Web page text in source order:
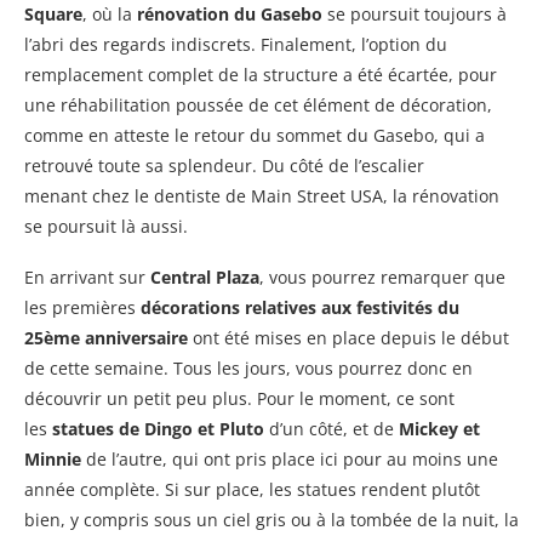
Square, où la rénovation du Gasebo se poursuit toujours à
l’abri des regards indiscrets. Finalement, l’option du
remplacement complet de la structure a été écartée, pour
une réhabilitation poussée de cet élément de décoration,
comme en atteste le retour du sommet du Gasebo, qui a
retrouvé toute sa splendeur. Du côté de l’escalier
menant chez le dentiste de Main Street USA, la rénovation
se poursuit là aussi.
En arrivant sur Central Plaza, vous pourrez remarquer que
les premières décorations relatives aux festivités du
25ème anniversaire ont été mises en place depuis le début
de cette semaine. Tous les jours, vous pourrez donc en
découvrir un petit peu plus. Pour le moment, ce sont
les statues de Dingo et Pluto d’un côté, et de Mickey et
Minnie de l’autre, qui ont pris place ici pour au moins une
année complète. Si sur place, les statues rendent plutôt
bien, y compris sous un ciel gris ou à la tombée de la nuit, la